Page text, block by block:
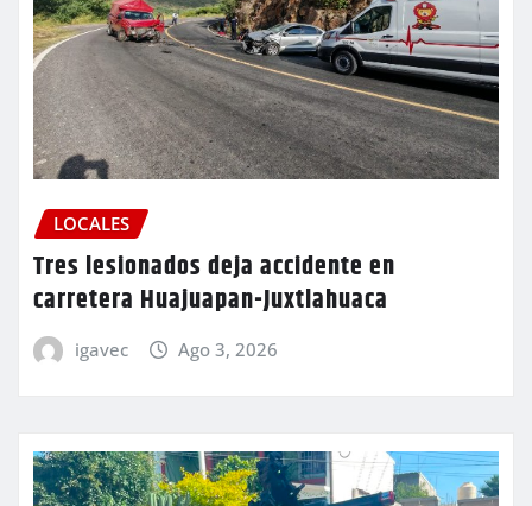
LOCALES
Tres lesionados deja accidente en
carretera Huajuapan-Juxtlahuaca
igavec Ago 3, 2026